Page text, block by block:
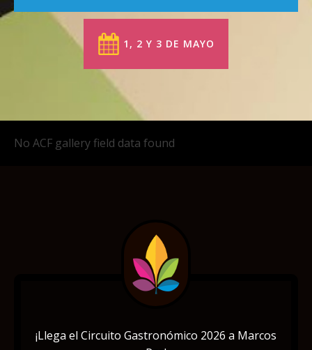
1, 2 Y 3 DE MAYO
No ACF gallery field data found
¡Llega el Circuito Gastronómico 2026 a Marcos